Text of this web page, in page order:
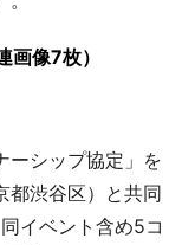
画像7枚）
ーシップ協定」を
都渋谷区）と共同
イベント含め5コ